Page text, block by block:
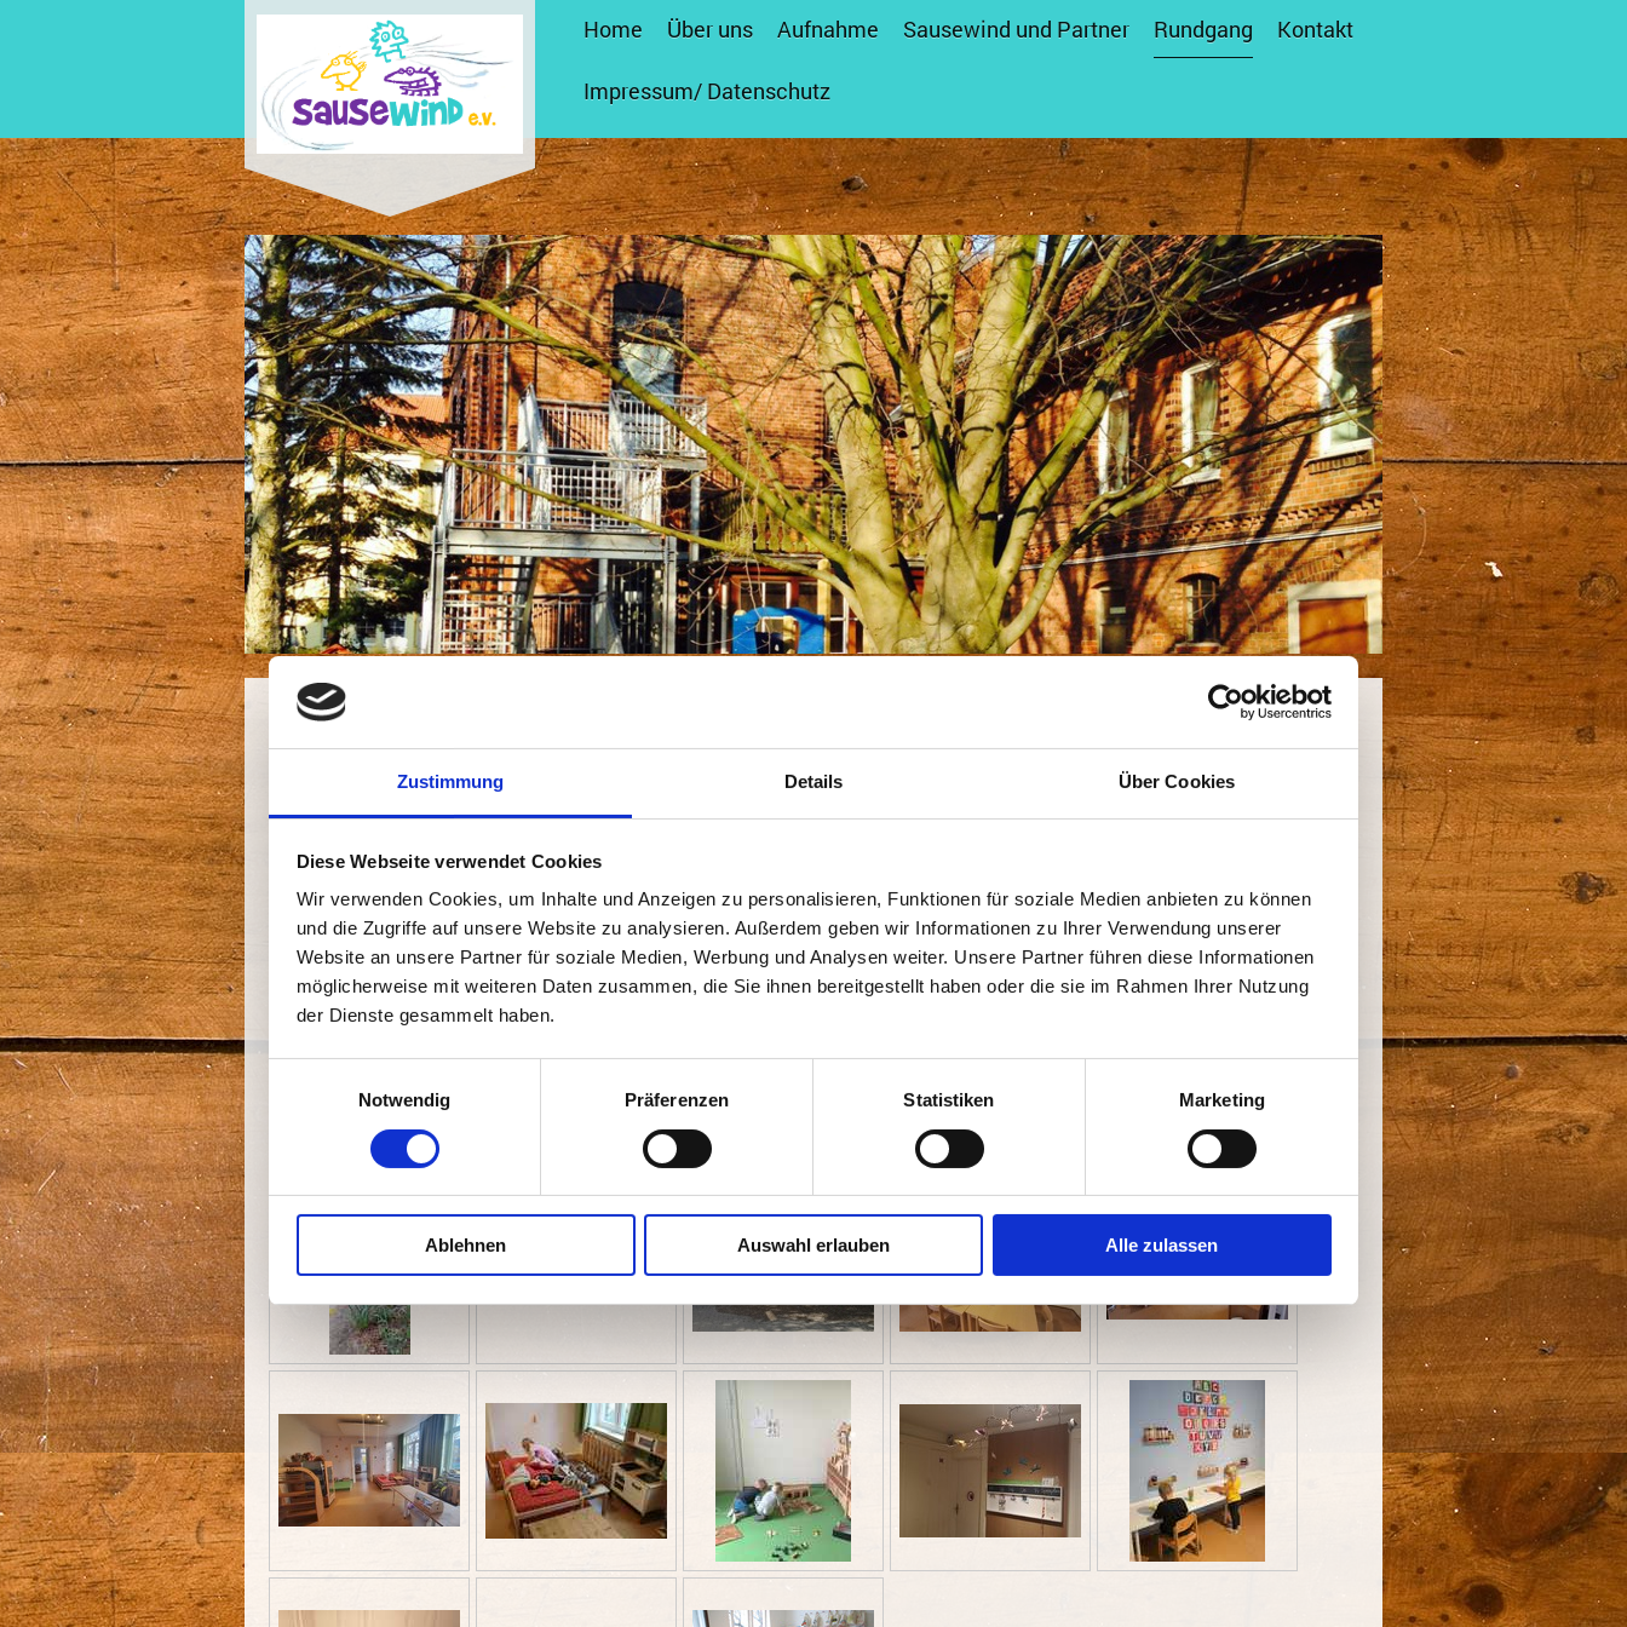
Zustimmung Details Über Cookies
Diese Webseite verwendet Cookies
Wir verwenden Cookies, um Inhalte und Anzeigen zu personalisieren, Funktionen für soziale Medien anbieten zu können
und die Zugriffe auf unsere Website zu analysieren. Außerdem geben wir Informationen zu Ihrer Verwendung unserer
Website an unsere Partner für soziale Medien, Werbung und Analysen weiter. Unsere Partner führen diese Informationen
möglicherweise mit weiteren Daten zusammen, die Sie ihnen bereitgestellt haben oder die sie im Rahmen Ihrer Nutzung
der Dienste gesammelt haben.
Notwendig
Präferenzen Statistiken Marketing
Ablehnen Auswahl erlauben Alle zulassen
Home Über uns Aufnahme Sausewind und Partner Rundgang Kontakt
Impressum/ Datenschutz
In den letzten Jahren hat sich einiges sowohl in den Räumlichkeiten als auch auf unserem Außengelände getan.
verfügen unsere Räume über einen hervoragenden Schallschutz. Tolle Spielmaterialen wie u.a. ein flexibles
Spielhaus und neue Möbel wurden angeschafft.
Auf unserem Außengelände stehen seit Neuestem zwei Turnstangen, an denen nach Lust und Laune gehangelt,
geklettert und geturnt werden kann.
Ebenso gibt ein ein tolles neues Spielhaus aus Holz, in dem die Kinder nach Belieben spielen können.
Hier ein paar Eindrücke: